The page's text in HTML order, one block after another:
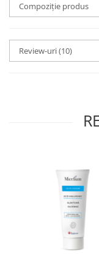
Compoziție produs
Review-uri(10)